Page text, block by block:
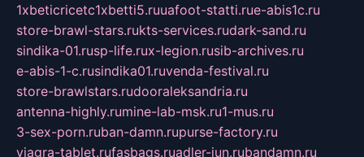
1xbeticricetc1xbetti5.ruuafoot-statti.rue-abis1c.ru
store-brawl-stars.rukts-services.rudark-sand.ru
sindika-01.rusp-life.rux-legion.rusib-archives.ru
e-abis-1-c.rusindika01.ruvenda-festival.ru
store-brawlstars.rudooraleksandria.ru
antenna-highly.rumine-lab-msk.ru1-mus.ru
3-sex-porn.ruban-damn.rupurse-factory.ru
viagra-tablet.rufasbags.ruadler-jun.rubandamn.ru